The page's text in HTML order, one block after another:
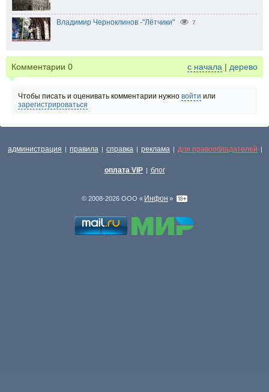
Владимир Черноклинов -"Лётчики" 7
Комментарии 0 с начала | дерево
Чтобы писать и оценивать комментарии нужно войти или
зарегистрироваться
администрация | правила | справка | реклама | для правообладателей |
оплата VIP | блог
© 2008-2026 ООО « Инфон »